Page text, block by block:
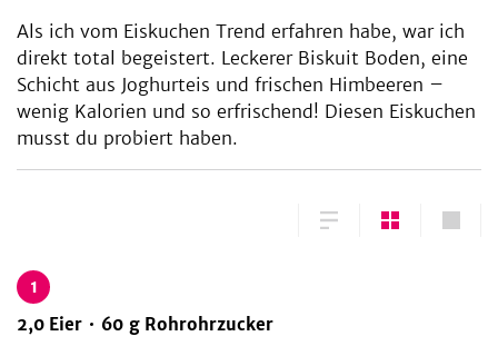
Als ich vom Eiskuchen Trend erfahren habe, war ich
direkt total begeistert. Leckerer Biskuit Boden, eine
Schicht aus Joghurteis und frischen Himbeeren –
wenig Kalorien und so erfrischend! Diesen Eiskuchen
musst du probiert haben.
1
2,0 Eier 60 g Rohrohrzucker